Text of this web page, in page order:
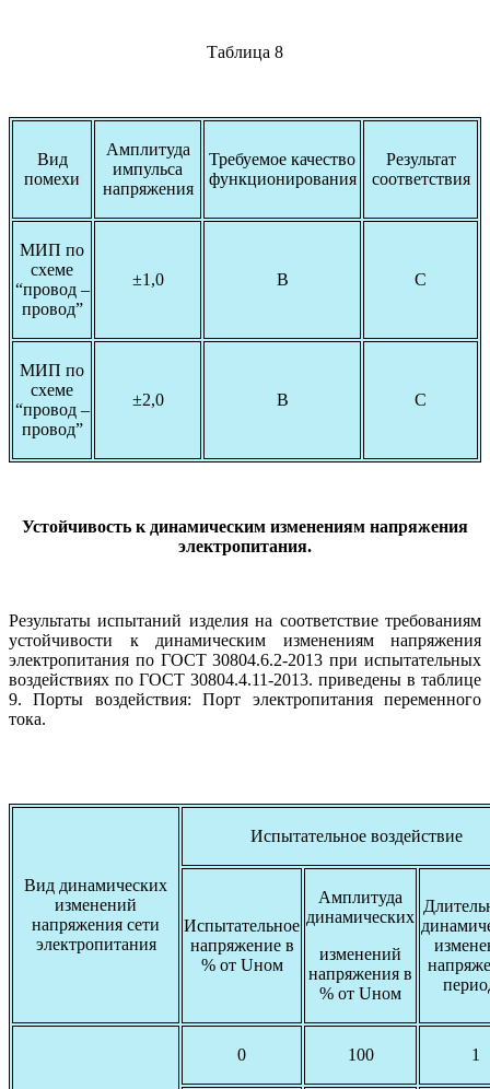
Таблица 8
Вид
помехи
Амплитуда
импульса
напряжения
Требуемое качество
функционирования
Результат
соответствия
МИП по
схеме
“провод –
провод”
±1,0 В С
МИП по
схеме
“провод –
провод”
±2,0 В С
Устойчивость к динамическим изменениям напряжения
электропитания.
Результаты испытаний изделия на соответствие требованиям
устойчивости к динамическим изменениям напряжения
электропитания по ГОСТ 30804.6.2-2013 при испытательных
воздействиях по ГОСТ 30804.4.11-2013. приведены в таблице
9. Порты воздействия: Порт электропитания переменного
тока.
Вид динамических
изменений
напряжения сети
электропитания
Испытательное воздействие
Испытательное
напряжение в
% от Uном
Амплитуда
динамических
изменений
напряжения в
% от Uном
0 100 1